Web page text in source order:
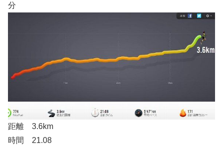
分
距離 3.6km
時間 21.08